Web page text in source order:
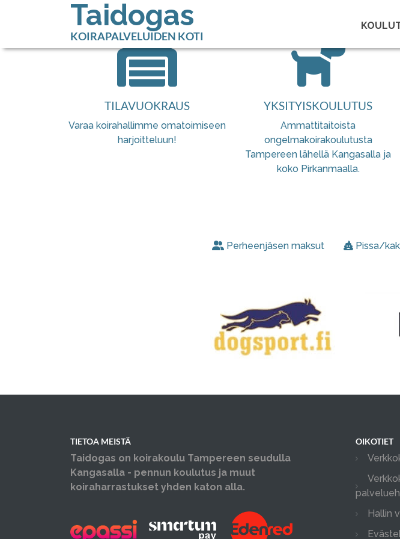
Taidogas
KOIRAPALVELUIDEN KOTI
TILAVUOKRAUS
Varaa koirahallimme omatoimiseen
harjoitteluun!
YKSITYISKOULUTUS
Ammattitaitoista
ongelmakoirakoulutusta
Tampereen lähellä Kangasalla ja
koko Pirkanmaalla.
Perheenjäsen maksut Pissa/
TIETOA MEISTÄ
Taidogas on koirakoulu Tampereen seudulla
Kangasalla - pennun koulutus ja muut
koiraharrastukset yhden katon alla.
OIKOTIET
Hallin